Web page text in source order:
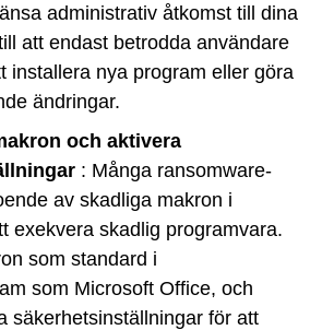
administrativ åtkomst till dina
att endast betrodda användare
installera nya program eller göra
ändringar.
och aktivera
: Många ransomware-
av skadliga makron i
exekvera skadlig programvara.
som standard i
som Microsoft Office, och
säkerhetsinställningar för att